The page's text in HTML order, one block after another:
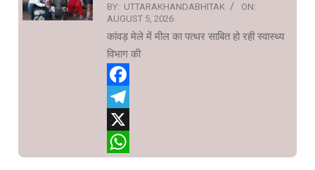
BY: UTTARAKHANDABHITAK
ON:
AUGUST 5, 2026
कांवड़ मेले में मील का पत्थर साबित हो रही स्वास्थ्य
विभाग की
Facebook
Telegram
X